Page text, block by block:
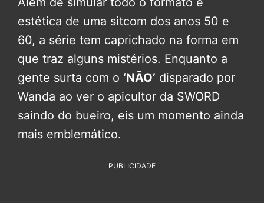
estética de uma sitcom dos anos 50 e
60, a série tem caprichado na forma em
que traz alguns mistérios. Enquanto a
gente surta com o ‘NÃO’ disparado por
Wanda ao ver o apicultor da SWORD
saindo do bueiro, eis um momento ainda
mais emblemático.
PUBLICIDADE